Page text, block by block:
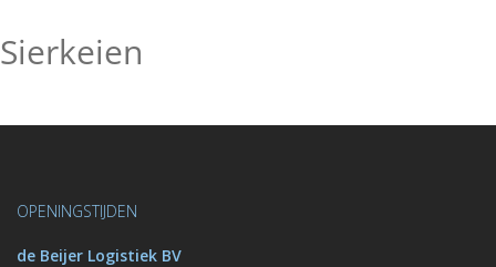
Sierkeien
OPENINGSTIJDEN
de Beijer Logistiek BV